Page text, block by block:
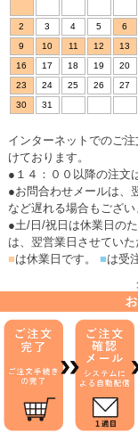
2
3 4 5 6
9
10 11 12 13
16
17 18 19 20
23
24 25 26 27
30
31
インターネットでのご
けております。
●１４：００以降の注文
●お問合わせメールは、
など遅れる場合もござ
●土/日/祝日は休業日の
は、翌営業日させていた
■は休業日です。 ■は受